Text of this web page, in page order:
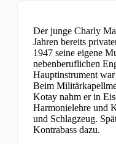
Der junge Charly
Jahren bereits
1947 seine eigene
nebenberuflichen
Hauptinstrument
Beim
Kotay nahm er in
Harmonielehre und
und Schlagzeug.
Kontrabass dazu.